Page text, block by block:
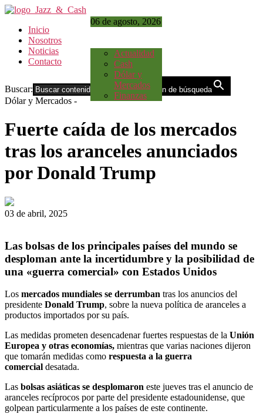
06 de agosto, 2026
Inicio
Nosotros
Noticias
Actualidad
Cash
Dólar y
Mercados
Finanzas
Contacto
Buscar: Botón de búsqueda
Dólar y Mercados -
Fuerte caída de los mercados
tras los aranceles anunciados
por Donald Trump
03 de abril, 2025
Las bolsas de los principales países del mundo se
desploman ante la incertidumbre y la posibilidad de
una «guerra comercial» con Estados Unidos
Los mercados mundiales se derrumban tras los anuncios del
presidente Donald Trump, sobre la nueva política de aranceles a
productos importados por su país.
Las medidas prometen desencadenar fuertes respuestas de la Unión
Europea y otras economías, mientras que varias naciones dijeron
que tomarán medidas como respuesta a la guerra
comercial desatada.
Las bolsas asiáticas se desplomaron este jueves tras el anuncio de
aranceles recíprocos por parte del presidente estadounidense, que
golpean particularmente a los países de este continente.